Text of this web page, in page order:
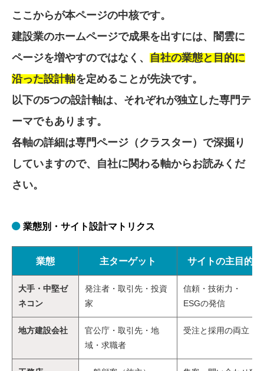
ここからが本ページの中核です。
建設業のホームページで成果を出すには、闇雲に
ページを増やすのではなく、 自社の業態と目的に
沿った設計軸を定めることが先決です。
以下の5つの設計軸は、それぞれが独立した専門テ
ーマでもあります。
各軸の詳細は専門ページ（クラスター）で深掘り
していますので、自社に関わる軸からお読みくだ
さい。
業態別・サイト設計マトリクス
業態 主ターゲット サイトの主目的
大手・中堅ゼ
ネコン
発注者・取引先・投資
家
信頼・技術力・
ESGの発信
地方建設会社
官公庁・取引先・地
域・求職者
受注と採用の両立